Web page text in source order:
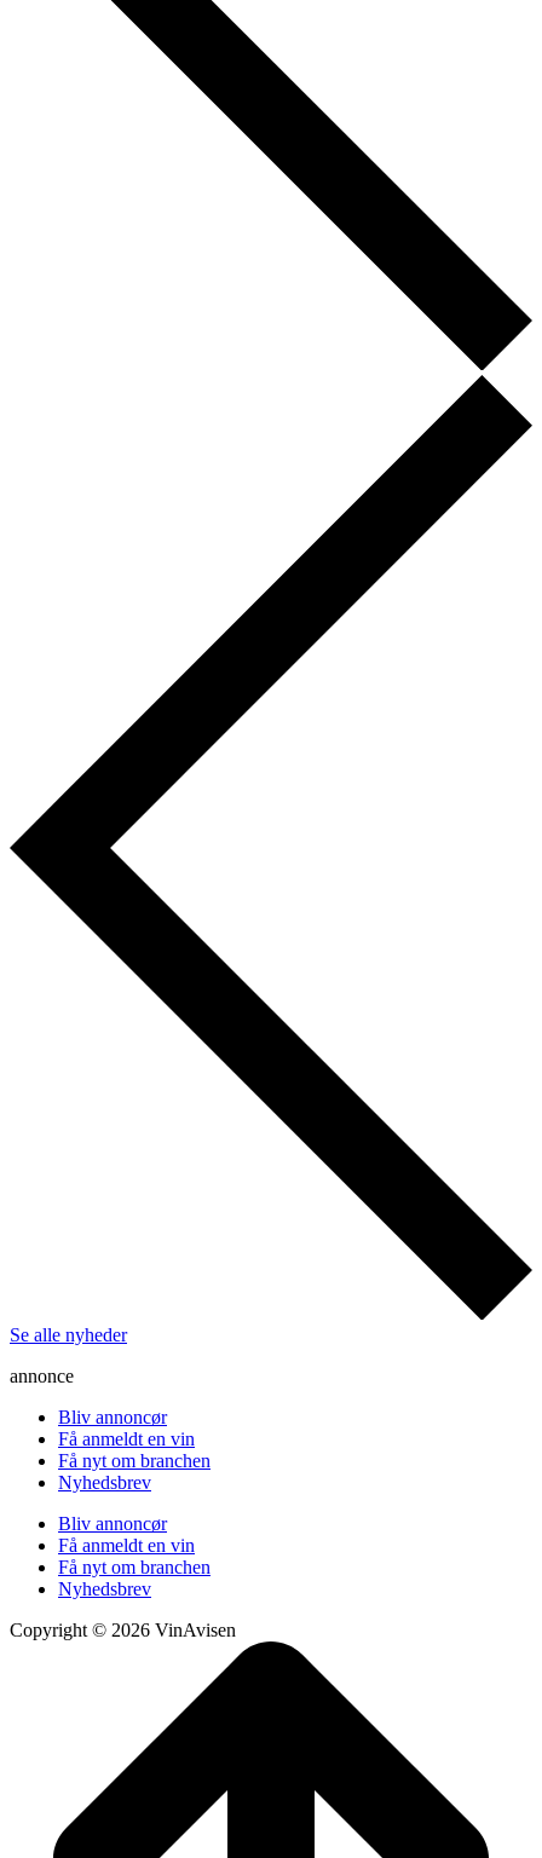
Se alle nyheder
annonce
Bliv annoncør
Få anmeldt en vin
Få nyt om branchen
Nyhedsbrev
Bliv annoncør
Få anmeldt en vin
Få nyt om branchen
Nyhedsbrev
Copyright © 2026 VinAvisen